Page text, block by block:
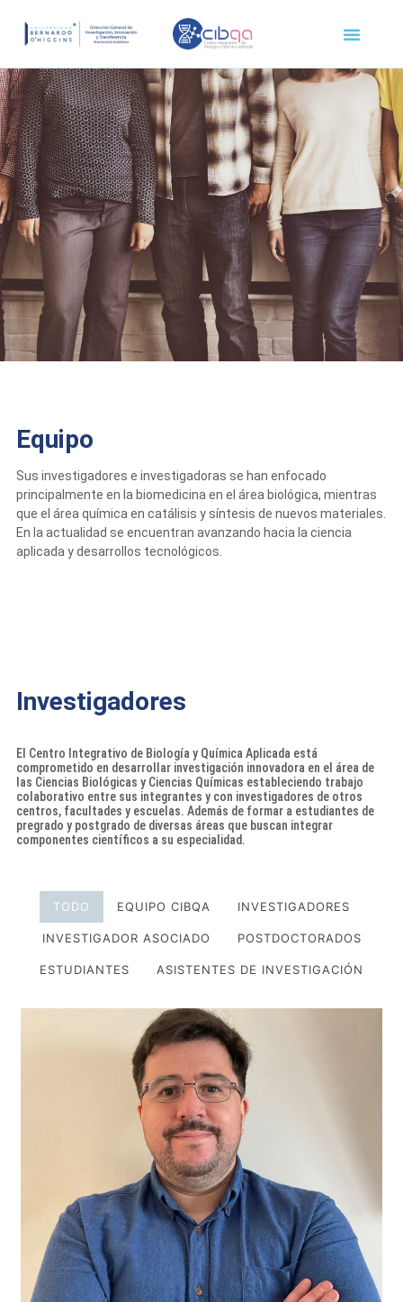
Equipo
Sus investigadores e investigadoras se han enfocado
principalmente en la biomedicina en el área biológica, mientras
que el área química en catálisis y síntesis de nuevos materiales.
En la actualidad se encuentran avanzando hacia la ciencia
aplicada y desarrollos tecnológicos.
Investigadores
El Centro Integrativo de Biología y Química Aplicada está
comprometido en desarrollar investigación innovadora en el área de
las Ciencias Biológicas y Ciencias Químicas estableciendo trabajo
colaborativo entre sus integrantes y con investigadores de otros
centros, facultades y escuelas. Además de formar a estudiantes de
pregrado y postgrado de diversas áreas que buscan integrar
componentes científicos a su especialidad.
TODO EQUIPO CIBQA INVESTIGADORES
INVESTIGADOR ASOCIADO POSTDOCTORADOS
ESTUDIANTES ASISTENTES DE INVESTIGACIÓN